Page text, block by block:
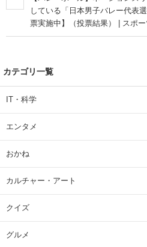
している「日本男子バレー代表
票実施中】（投票結果） | スポ
カテゴリ一覧
IT・科学
エンタメ
おかね
カルチャー・アート
クイズ
グルメ